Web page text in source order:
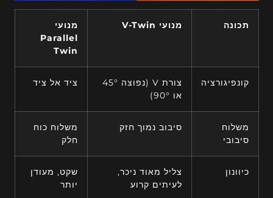
תכונה מנועי V-Twin
מנועי
Parallel
Twin
קונפיגורציה
צורת V (נפוצה 45°
או 90°)
ציד אל ציד
משלוח
סיבובי
סיבוב נמוך חזק
משלוח כוח
חלק
כיוונון
צליל מאוד ניכר,
לעיתים קרוע
שקט, מעודן
יותר